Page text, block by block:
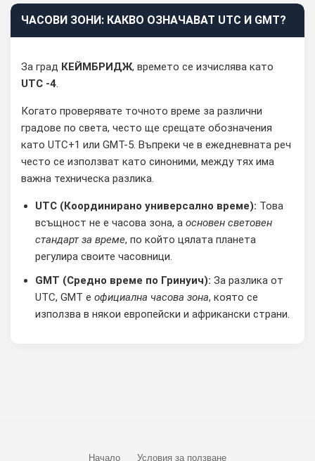
ЧАСОВИ ЗОНИ: КАКВО ОЗНАЧАВАТ UTC И GMT?
За град КЕЙМБРИДЖ, времето се изчислява като
UTC -4.
Когато проверявате точното време за различни
градове по света, често ще срещате обозначения
като UTC+1 или GMT-5. Въпреки че в ежедневната реч
често се използват като синоними, между тях има
важна техническа разлика.
UTC (Координирано универсално време): Това
всъщност не е часова зона, а основен световен
стандарт за време, по който цялата планета
регулира своите часовници.
GMT (Средно време по Гринуич): За разлика от
UTC, GMT е официална часова зона, която се
използва в някои европейски и африкански страни.
Начало Условия за ползване